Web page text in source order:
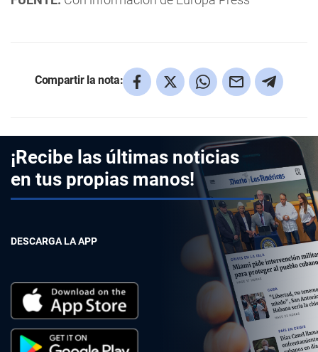
Compartir la nota:
¡Recibe las últimas noticias
en tus propias manos!
DESCARGA LA APP